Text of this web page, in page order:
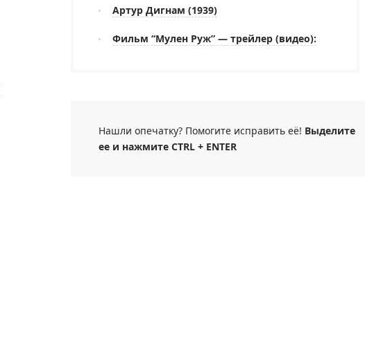
Артур Дигнам (1939)
Фильм “Мулен Руж” — трейлер (видео):
Нашли опечатку? Помогите исправить её! Выделите
ее и нажмите CTRL + ENTER